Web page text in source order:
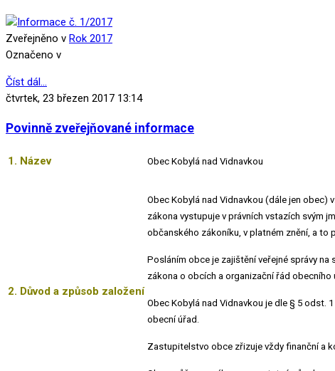
Zveřejněno v Rok 2017
Označeno v
Číst dál...
čtvrtek, 23 březen 2017 13:14
Povinně zveřejňované informace
1. Název Obec Kobylá nad Vidnavkou
2. Důvod a způsob založení
Obec Kobylá nad Vidnavkou (dále jen obec)
zákona vystupuje v právních vstazích svým
občanského zákoníku, v platném znění, a to
Posláním obce je zajištění veřejné správy na
zákona o obcích a organizační řád obecního
Obec Kobylá nad Vidnavkou je dle § 5 odst.
obecní úřad.
Zastupitelstvo obce zřizuje vždy finanční a